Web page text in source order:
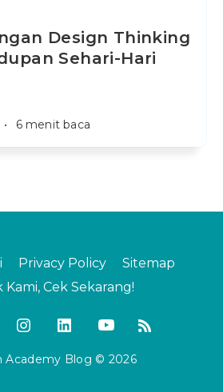
Design Thinking
Sehari-Hari
• 6 menit baca
Privacy Policy
Sitemap
Cek Sekarang!
Academy Blog © 2026